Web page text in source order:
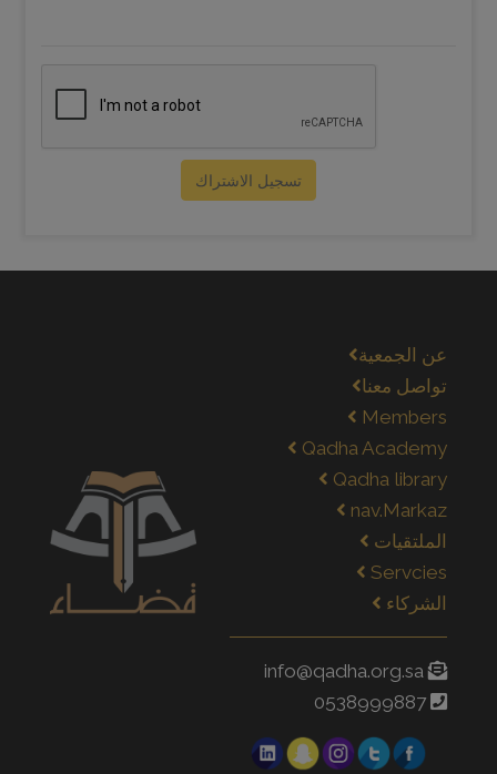
تسجيل الاشتراك
عن الجمعية
تواصل معنا
Members
Qadha Academy
Qadha library
nav.Markaz
الملتقيات
Servcies
الشركاء
info@qadha.org.sa
0538999887